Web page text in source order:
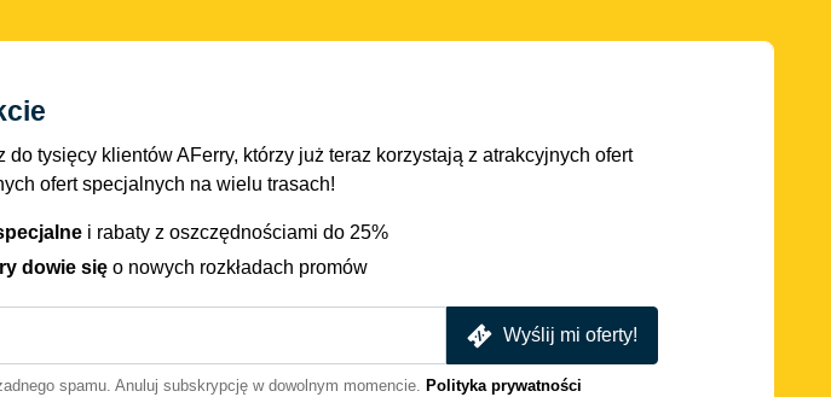
do tysięcy klientów AFerry, którzy już teraz korzystają z atrakcyjnych ofert
ofert specjalnych na wielu trasach!
i rabaty z oszczędnościami do 25%
dowie się o nowych rozkładach promów
Wyślij mi oferty!
spamu. Anuluj subskrypcję w dowolnym momencie. Polityka prywatności